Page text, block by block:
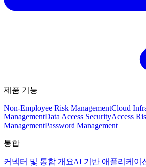
제품 기능
Non-Employee Risk ManagementCloud
ManagementData Access SecurityAccess
ManagementPassword Management
통합
커넥터 및 통합 개요AI 기반 애플리케이